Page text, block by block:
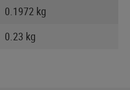
0.1972 kg
0.23 kg